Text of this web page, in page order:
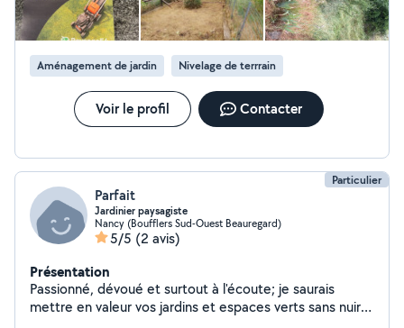
Aménagement de jardin Nivelage de terrrain
Voir le profil Contacter
Particulier
Parfait
Jardinier paysagiste
Nancy (Boufflers Sud-Ouest Beauregard)
5/5 (2 avis)
Présentation
Passionné, dévoué et surtout à l'écoute; je saurais
mettre en valeur vos jardins et espaces verts sans nuire